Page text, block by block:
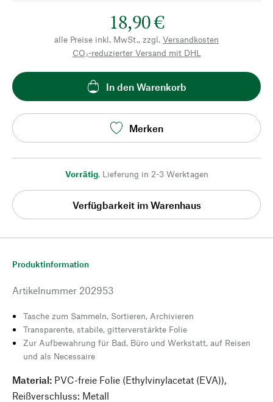
18,90 €
alle Preise inkl. MwSt., zzgl. Versandkosten
CO₂-reduzierter Versand mit DHL
In den Warenkorb
Merken
Vorrätig, Lieferung in 2-3 Werktagen
Verfügbarkeit im Warenhaus
Produktinformation
Artikelnummer 202953
Tasche zum Sammeln, Sortieren, Archivieren
Transparente, stabile, gitterverstärkte Folie
Zur Aufbewahrung für Bad, Büro und Werkstatt, auf Reisen
und als Necessaire
Material: PVC-freie Folie (Ethylvinylacetat (EVA)),
Reißverschluss: Metall